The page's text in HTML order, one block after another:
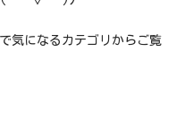
気になるカテゴリからご覧